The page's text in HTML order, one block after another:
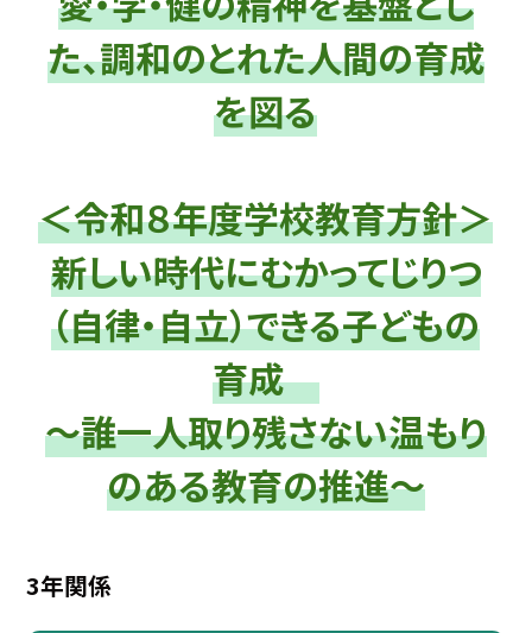
た、調和のとれた人間の育成
を図る
＜令和８年度学校教育方針＞
新しい時代にむかってじりつ
（自律・自立）できる子どもの
育成
～誰一人取り残さない温もり
のある教育の推進～
3年関係